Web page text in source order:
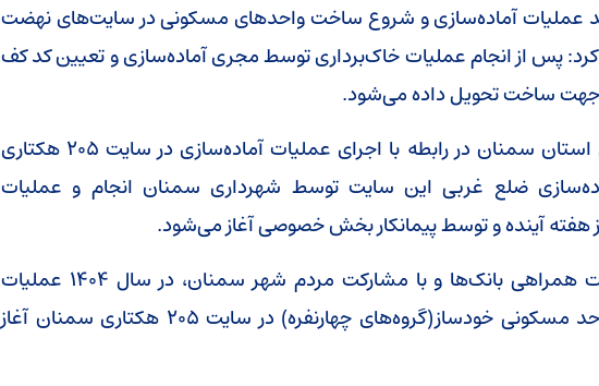
عملیات آماده‌سازی و شروع ساخت واحدهای مسکونی در سایت‌های نهضت
پس از انجام عملیات خاک‌برداری توسط مجری آماده‌سازی و تعیین کد کف
جهت ساخت تحویل داده می‌شود.
مدیرکل راه و شهرسازی استان سمنان در رابطه با اجرای عملیات آماده‌سازی در سایت ۲۰۵ هکتاری
ضلع غربی این سایت توسط شهرداری سمنان انجام و عملیات
هفته آینده و توسط پیمانکار بخش خصوصی آغاز می‌شود.
وی تصریح کرد: در صورت همراهی بانک‌ها و با مشارکت مردم شهر سمنان، در سال ۱۴۰۴ عملیات
ساخت ۲ هزار و ۴۰۰ واحد مسکونی خودساز(گروه‌های چهارنفره) در سایت ۲۰۵ هکتاری سمنان آغاز